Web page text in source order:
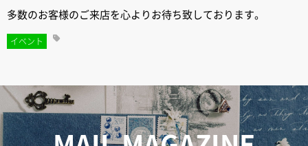
多数のお客様のご来店を心よりお待ち致しております。
イベント